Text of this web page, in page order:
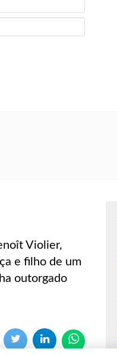
Violier,
e filho de um
outorgado